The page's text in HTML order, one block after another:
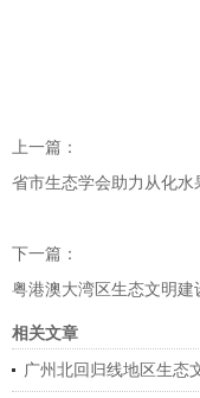
上一篇：
省市生态学会助力从化水
下一篇：
粤港澳大湾区生态文明
相关文章
广州北回归线地区生态